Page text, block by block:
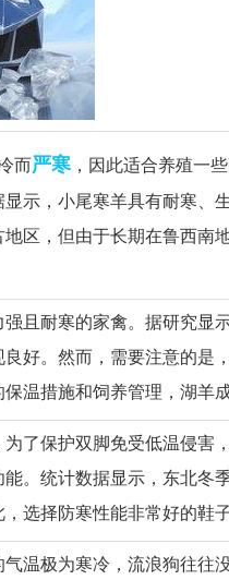
而严寒 ，因此适合养殖一
示，小尾寒羊具有耐寒、
区，但由于长期在鲁西南
且耐寒的家禽。据研究显
好。然而，需要注意的是
温措施和饲养管理，湖羊
了保护双脚免受低温侵害
。统计数据显示，东北冬
选择防寒性能非常好的鞋
温极为寒冷，流浪狗往往